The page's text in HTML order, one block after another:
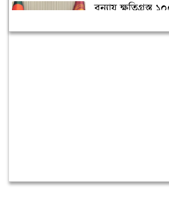
বন্যায় ক্ষতিগ্রস্ত